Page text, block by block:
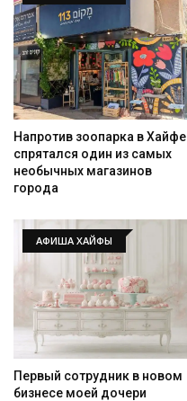
Напротив зоопарка в Хайфе
спрятался один из самых
необычных магазинов
города
АФИША ХАЙФЫ
Первый сотрудник в новом
бизнесе моей дочери